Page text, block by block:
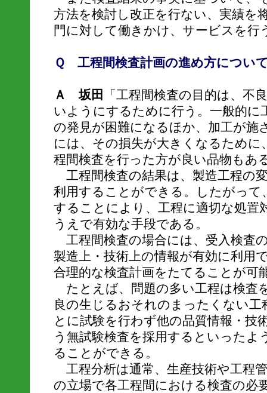
方法を検討し改正を行ない、実績を
門に対して働きかけ、サービスを行
Ｑ 工程間検査計画の進め方につい
Ａ 坂田
「工程間検査の目的は、不
いようにするために行う。一般的に
の発見が困難になるほか、加工が施
には、その損失が大きくなるために
程間検査を行った方が良い品物もあ
工程間検査の結果は、製造工程の
利用することができる。したがっ
することにより、工程に適切な処置
うえで有効な手段である。
工程間検査の場合には、受入検査
製造上・技術上の情報が有効に利用
合理的な検査計画をたてることが可
たとえば、問題の多い工程は検査
良の生じるおそれのまったくない
とに試験を行わず他の品質情報・技
う無試験検査を採用するといったよ
ることができる。
工程分析は通常、生産技術や工程
の立場で各工程間における検査の必